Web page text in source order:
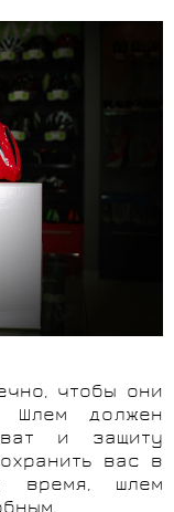
чтобы они
Шлем должен
и защиту
вас в
шлем